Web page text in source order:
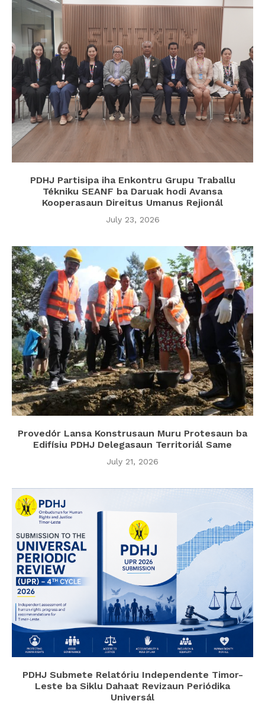
PDHJ Partisipa iha Enkontru Grupu Traballu
Tékniku SEANF ba Daruak hodi Avansa
Kooperasaun Direitus Umanus Rejionál
July 23, 2026
Provedór Lansa Konstrusaun Muru Protesaun ba
Edifísiu PDHJ Delegasaun Territoriál Same
July 21, 2026
PDHJ Submete Relatóriu Independente Timor-
Leste ba Siklu Dahaat Revizaun Periódika
Universál